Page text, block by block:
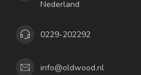
Nederland
0229-202292
info@oldwood.nl